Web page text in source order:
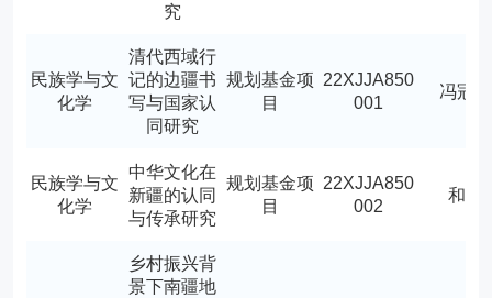
究
民族学与文
化学
清代西域行
记的边疆书
写与国家认
同研究
规划基金项
目
22XJJA850
001
冯冠军
民族学与文
化学
中华文化在
新疆的认同
与传承研究
规划基金项
目
22XJJA850
002
和谈
乡村振兴背
景下南疆地